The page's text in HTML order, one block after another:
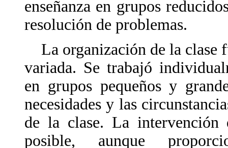
enseñanza en grupos
resolución de problemas.
La organización de la clase
variada. Se trabajó
en grupos pequeños y
necesidades y las
de la clase. La
posible, aunque